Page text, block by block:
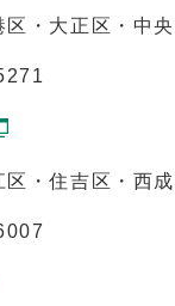
大正区・中央
吉区・西成